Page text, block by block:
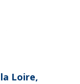
Loire,